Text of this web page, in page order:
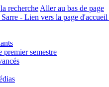
recherche Aller au bas de page
premier semestre